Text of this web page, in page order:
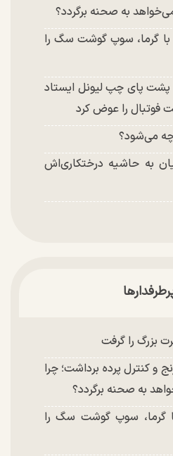
به صحنه برگردد؟
با گرما، سوپ گوشت سگ را
پای چپ لیونل ایستاد
فوتبال را عوض کرد
چه می‌شود؟
به حاشیه درختکاری‌اش
بزرگ را گرفت
از ۱۴ سال رنج و کنترل پرده برداشت؛ چرا
به صحنه برگردد؟
گرما، سوپ گوشت سگ را